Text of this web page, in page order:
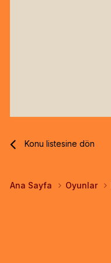
Konu listesine dön
Ana Sayfa Oyunlar